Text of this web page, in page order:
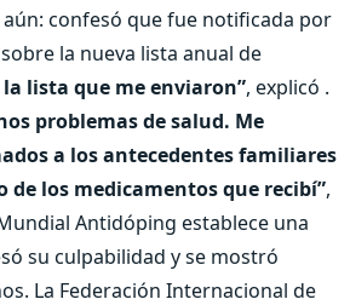
confesó que fue notificada por
la nueva lista anual de
lista que me enviaron”, explicó .
problemas de salud. Me
a los antecedentes familiares
de los medicamentos que recibí”,
Antidóping establece una
su culpabilidad y se mostró
La Federación Internacional de